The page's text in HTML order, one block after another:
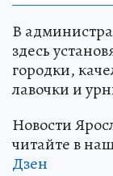
В
здесь
городки,
лавочки и
Новости
читайте в
Дзен